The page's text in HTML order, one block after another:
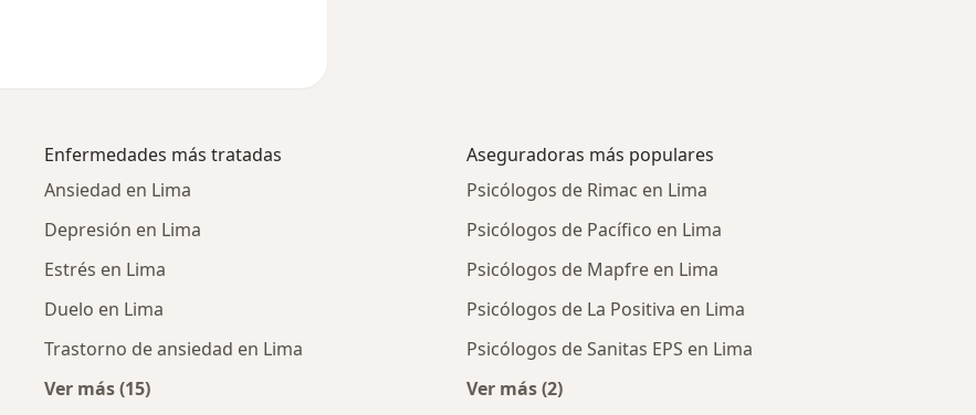
Enfermedades más tratadas
Ansiedad en Lima
Depresión en Lima
Estrés en Lima
Duelo en Lima
Trastorno de ansiedad en Lima
Ver más (15)
Aseguradoras más populares
Psicólogos de Rimac en Lima
Psicólogos de Pacífico en Lima
Psicólogos de Mapfre en Lima
Psicólogos de La Positiva en Lima
Psicólogos de Sanitas EPS en Lima
Ver más (2)